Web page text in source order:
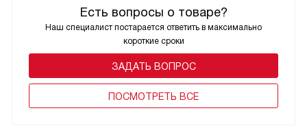
Есть вопросы о товаре?
Наш специалист постарается ответить в максимально
короткие сроки
ЗАДАТЬ ВОПРОС
ПОCМОТРЕТЬ ВСЕ